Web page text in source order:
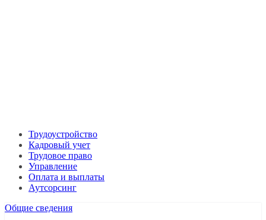
Трудоустройство
Кадровый учет
Трудовое право
Управление
Оплата и выплаты
Аутсорсинг
Общие сведения